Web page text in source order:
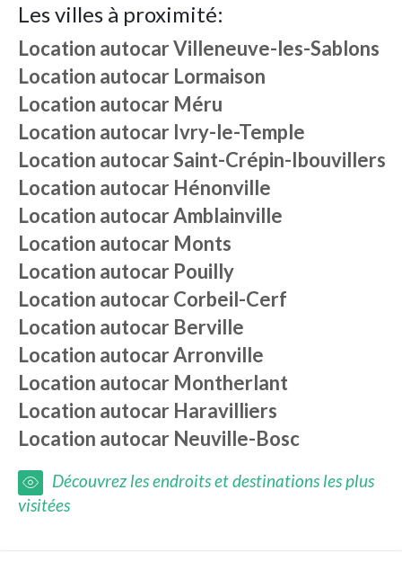
Les villes à proximité:
Location autocarVilleneuve-les-Sablons
Location autocar Lormaison
Location autocar Méru
Location autocar Ivry-le-Temple
Location autocarSaint-Crépin-Ibouvillers
Location autocar Hénonville
Location autocarAmblainville
Location autocar Monts
Location autocar Pouilly
Location autocarCorbeil-Cerf
Location autocar Berville
Location autocarArronville
Location autocar Montherlant
Location autocar Haravilliers
Location autocar Neuville-Bosc
Découvrez les endroits et destinations les plus
visitées